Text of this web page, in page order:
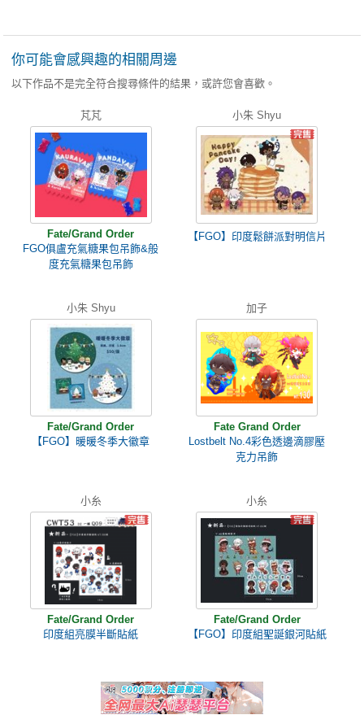
你可能會感興趣的相關周邊
以下作品不是完全符合搜尋條件的結果，或許您會喜歡。
芃芃
Fate/Grand Order
FGO俱盧充氣糖果包吊飾&般
度充氣糖果包吊飾
小朱 Shyu
【FGO】印度鬆餅派對明信片
小朱 Shyu
Fate/Grand Order
【FGO】暖暖冬季大徽章
加子
Fate Grand Order
Lostbelt No.4彩色透邊滴膠壓
克力吊飾
小糸
Fate/Grand Order
印度組亮膜半斷貼紙
小糸
Fate/Grand Order
【FGO】印度組聖誕銀河貼紙